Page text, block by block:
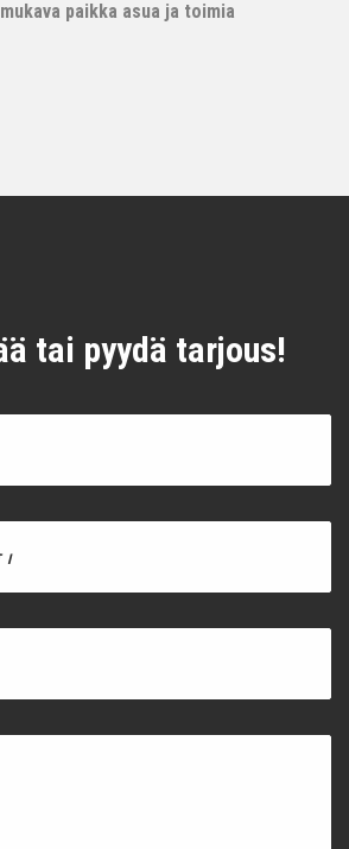
paikka asua ja toimia
tai pyydä tarjous!